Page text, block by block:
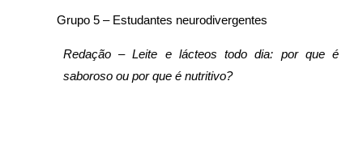
Grupo 5 – Estudantes neurodivergentes
Redação – Leite e lácteos todo dia: por que é
saboroso ou por que é nutritivo?